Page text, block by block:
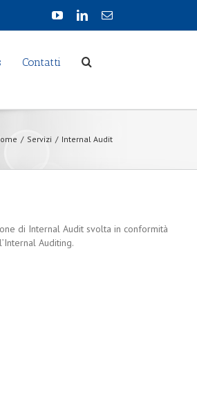
Contatti
/ Servizi / Internal Audit
di Internal Audit svolta in conformità
Auditing.